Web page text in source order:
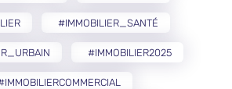
#IMMOBILIER_SANTÉ
#IMMOBILIER2025